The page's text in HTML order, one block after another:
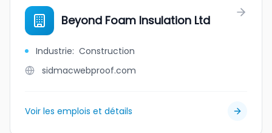
Beyond Foam Insulation Ltd
Industrie: Construction
sidmacwebproof.com
Voir les emplois et détails